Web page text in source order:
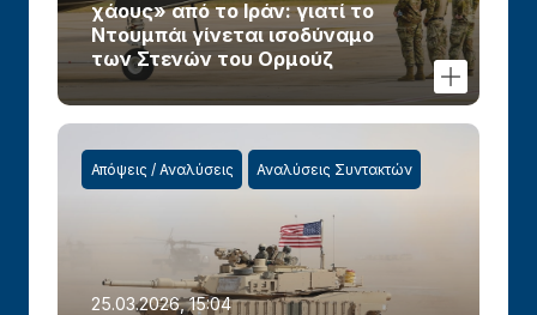
χάους» από το Ιράν: γιατί το
Ντουμπάι γίνεται ισοδύναμο
των Στενών του Ορμούζ
Απόψεις / Αναλύσεις Αναλύσεις Συντακτών
25.03.2026, 15:04